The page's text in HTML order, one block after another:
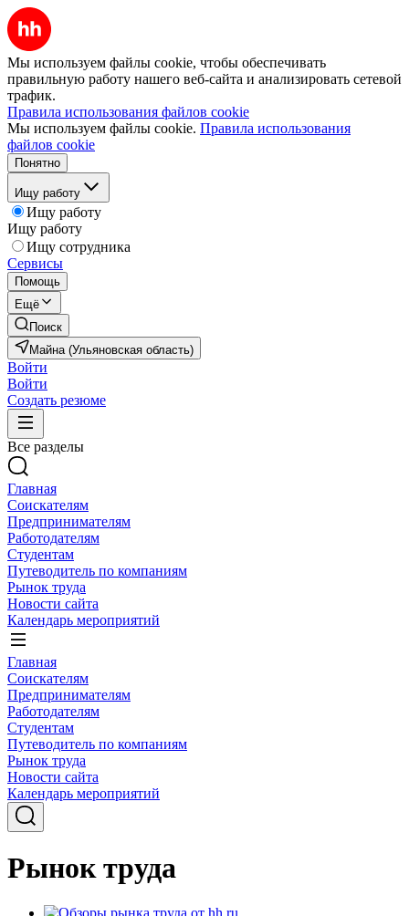
Мы используем файлы cookie, чтобы обеспечивать
правильную работу нашего веб-сайта и анализировать сетевой
трафик.
Правила использования файлов cookie
Мы используем файлы cookie. Правила использования
файлов cookie
Понятно
Ищу работу
Ищу работу
Ищу работу
Ищу сотрудника
Сервисы
Помощь
Ещё
Поиск
Майна (Ульяновская область)
Войти
Войти
Создать резюме
Все разделы
Главная
Соискателям
Предпринимателям
Работодателям
Студентам
Путеводитель по компаниям
Рынок труда
Новости сайта
Календарь мероприятий
Главная
Соискателям
Предпринимателям
Работодателям
Студентам
Путеводитель по компаниям
Рынок труда
Новости сайта
Календарь мероприятий
Рынок труда